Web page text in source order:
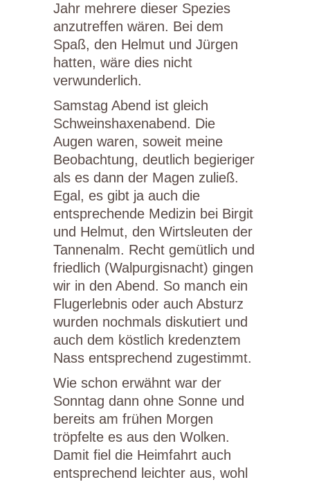
Jahr mehrere dieser Spezies
anzutreffen wären. Bei dem
Spaß, den Helmut und Jürgen
hatten, wäre dies nicht
verwunderlich.
Samstag Abend ist gleich
Schweinshaxenabend. Die
Augen waren, soweit meine
Beobachtung, deutlich begieriger
als es dann der Magen zuließ.
Egal, es gibt ja auch die
entsprechende Medizin bei Birgit
und Helmut, den Wirtsleuten der
Tannenalm. Recht gemütlich und
friedlich (Walpurgisnacht) gingen
wir in den Abend. So manch ein
Flugerlebnis oder auch Absturz
wurden nochmals diskutiert und
auch dem köstlich kredenztem
Nass entsprechend zugestimmt.
Wie schon erwähnt war der
Sonntag dann ohne Sonne und
bereits am frühen Morgen
tröpfelte es aus den Wolken.
Damit fiel die Heimfahrt auch
entsprechend leichter aus, wohl